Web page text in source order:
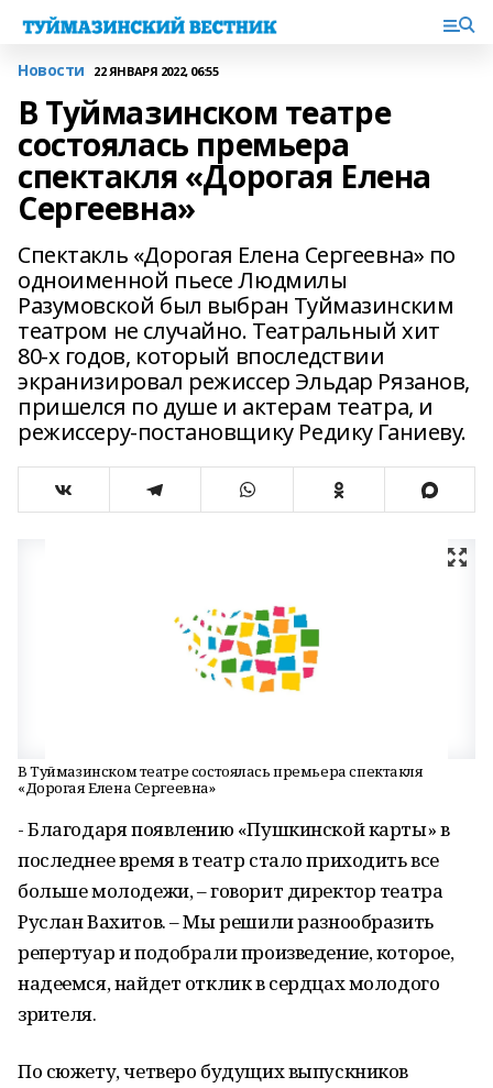
Новости 22 ЯНВАРЯ 2022, 06:55
В Туймазинском театре
состоялась премьера
спектакля «Дорогая Елена
Сергеевна»
Спектакль «Дорогая Елена Сергеевна» по
одноименной пьесе Людмилы
Разумовской был выбран Туймазинским
театром не случайно. Театральный хит
80-х годов, который впоследствии
экранизировал режиссер Эльдар Рязанов,
пришелся по душе и актерам театра, и
режиссеру-постановщику Редику Ганиеву.
В Туймазинском театре состоялась премьера спектакля
«Дорогая Елена Сергеевна»
- Благодаря появлению «Пушкинской карты» в
последнее время в театр стало приходить все
больше молодежи, – говорит директор театра
Руслан Вахитов. – Мы решили разнообразить
репертуар и подобрали произведение, которое,
надеемся, найдет отклик в сердцах молодого
зрителя.
По сюжету, четверо будущих выпускников